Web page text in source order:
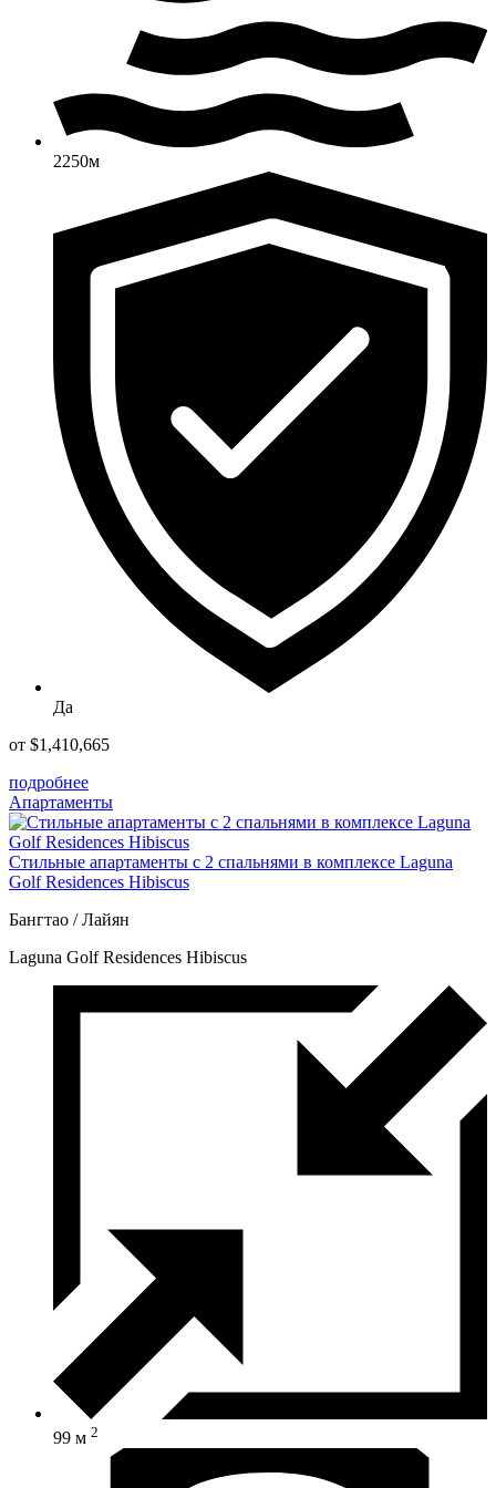
2250м
Да
от $1,410,665
подробнее
Апартаменты
Стильные апартаменты с 2 спальнями в комплексе Laguna
Golf Residences Hibiscus
Бангтао / Лайян
Laguna Golf Residences Hibiscus
99 м 2